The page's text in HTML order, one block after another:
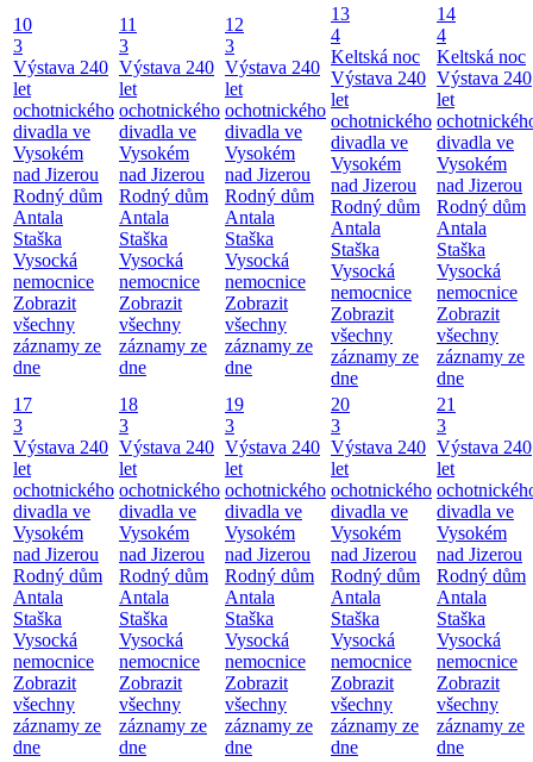
10
3
Výstava 240
let
ochotnického
divadla ve
Vysokém
nad Jizerou
Rodný dům
Antala
Staška
Vysocká
nemocnice
Zobrazit
všechny
záznamy ze
dne
11
3
Výstava 240
let
ochotnického
divadla ve
Vysokém
nad Jizerou
Rodný dům
Antala
Staška
Vysocká
nemocnice
Zobrazit
všechny
záznamy ze
dne
12
3
Výstava 240
let
ochotnického
divadla ve
Vysokém
nad Jizerou
Rodný dům
Antala
Staška
Vysocká
nemocnice
Zobrazit
všechny
záznamy ze
dne
13
4
Keltská noc
Výstava 240
let
ochotnického
divadla ve
Vysokém
nad Jizerou
Rodný dům
Antala
Staška
Vysocká
nemocnice
Zobrazit
všechny
záznamy ze
dne
14
4
Keltská noc
Výstava 240
let
divadla ve
Vysokém
nad Jizerou
Rodný dům
Antala
Staška
Vysocká
nemocnice
Zobrazit
všechny
záznamy ze
dne
17
3
Výstava 240
let
ochotnického
divadla ve
Vysokém
nad Jizerou
Rodný dům
Antala
Staška
Vysocká
nemocnice
Zobrazit
všechny
záznamy ze
dne
18
3
Výstava 240
let
ochotnického
divadla ve
Vysokém
nad Jizerou
Rodný dům
Antala
Staška
Vysocká
nemocnice
Zobrazit
všechny
záznamy ze
dne
19
3
Výstava 240
let
ochotnického
divadla ve
Vysokém
nad Jizerou
Rodný dům
Antala
Staška
Vysocká
nemocnice
Zobrazit
všechny
záznamy ze
dne
20
3
Výstava 240
let
ochotnického
divadla ve
Vysokém
nad Jizerou
Rodný dům
Antala
Staška
Vysocká
nemocnice
Zobrazit
všechny
záznamy ze
dne
21
3
Výstava 240
let
divadla ve
Vysokém
nad Jizerou
Rodný dům
Antala
Staška
Vysocká
nemocnice
Zobrazit
všechny
záznamy ze
dne